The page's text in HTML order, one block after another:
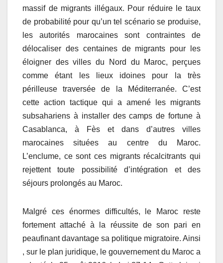
massif de migrants illégaux. Pour réduire le taux
de probabilité pour qu’un tel scénario se produise,
les autorités marocaines sont contraintes de
délocaliser des centaines de migrants pour les
éloigner des villes du Nord du Maroc, perçues
comme étant les lieux idoines pour la très
périlleuse traversée de la Méditerranée. C’est
cette action tactique qui a amené les migrants
subsahariens à installer des camps de fortune à
Casablanca, à Fès et dans d’autres villes
marocaines situées au centre du Maroc.
L’enclume, ce sont ces migrants récalcitrants qui
rejettent toute possibilité d’intégration et des
séjours prolongés au Maroc.
Malgré ces énormes difficultés, le Maroc reste
fortement attaché à la réussite de son pari en
peaufinant davantage sa politique migratoire. Ainsi
, sur le plan juridique, le gouvernement du Maroc a